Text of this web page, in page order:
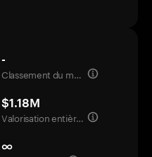
-
Classement du marché
$1.18M
Valorisation entièrement diluée
∞